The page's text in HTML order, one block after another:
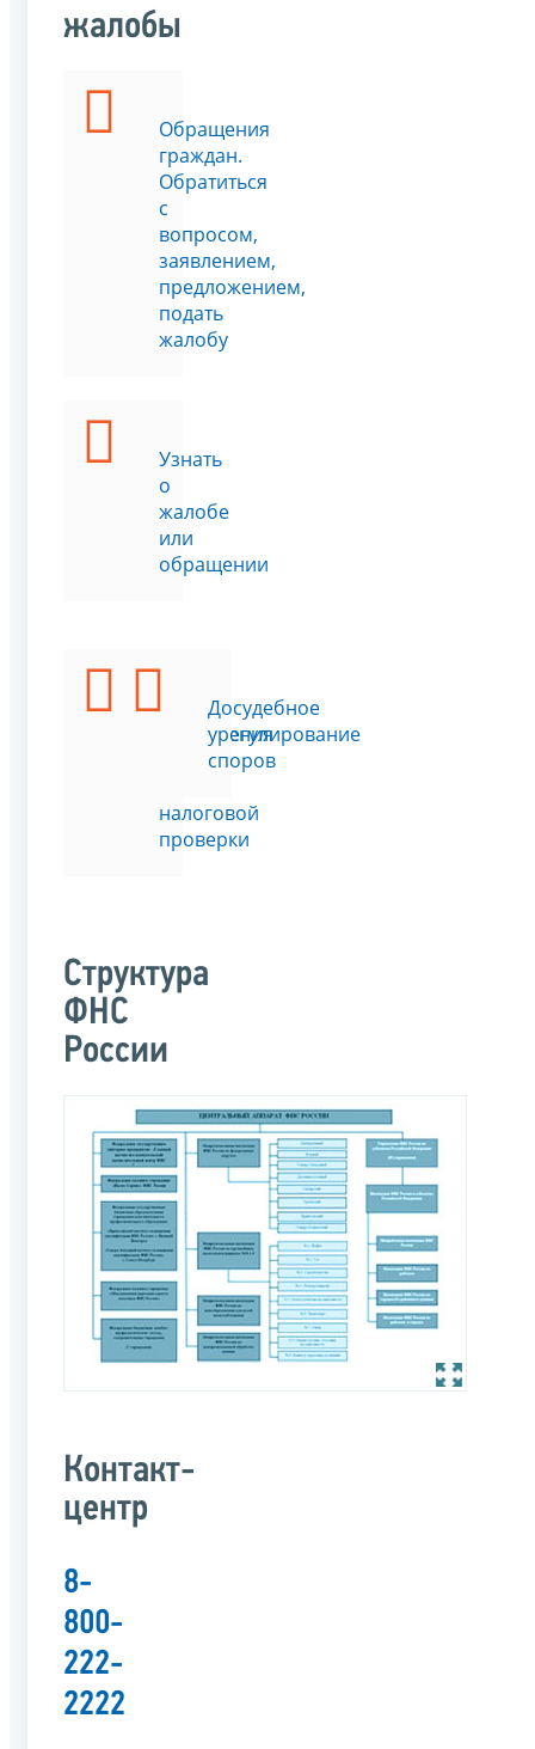
жалобы
Обращения
граждан.
Обратиться
с
вопросом,
заявлением,
предложением,
подать
жалобу
Узнать
о
жалобе
или
обращении
Подать
возражения
налоговой
проверки
Досудебное
урегулирование
споров
Структура
ФНС
России
Контакт-
центр
8-
800-
222-
2222